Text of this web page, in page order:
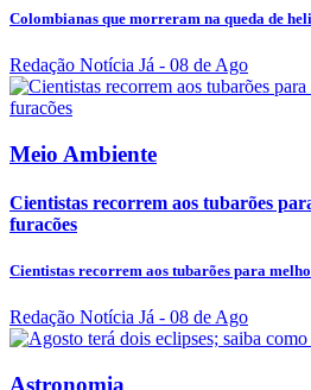
Colombianas que morreram na queda de
Redação Notícia Já - 08 de Ago
Meio Ambiente
Cientistas recorrem aos tubarões
furacões
Cientistas recorrem aos tubarões para
Redação Notícia Já - 08 de Ago
Astronomia